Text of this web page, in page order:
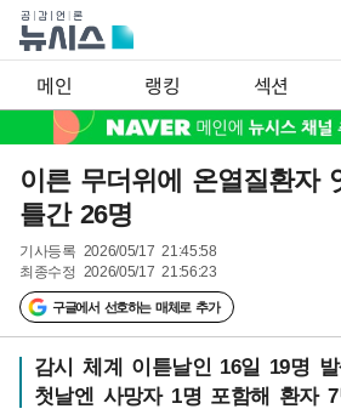
메인 랭킹 섹션
이른 무더위에 온열질환자
틀간 26명
기사등록 2026/05/17 21:45:58
최종수정 2026/05/17 21:56:23
구글에서 선호하는 매체로 추가
감시 체계 이튿날인 16일 19명
첫날엔 사망자 1명 포함해 환자